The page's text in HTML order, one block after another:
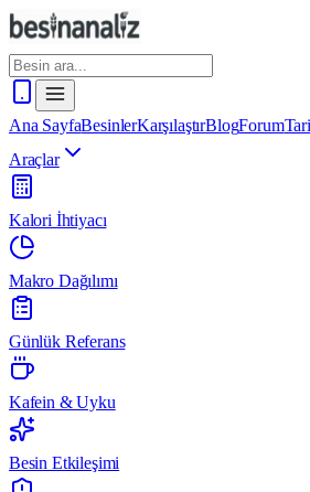
Ana SayfaBesinlerKarşılaştırBlogForum
Araçlar
Kalori İhtiyacı
Makro Dağılımı
Günlük Referans
Kafein & Uyku
Besin Etkileşimi